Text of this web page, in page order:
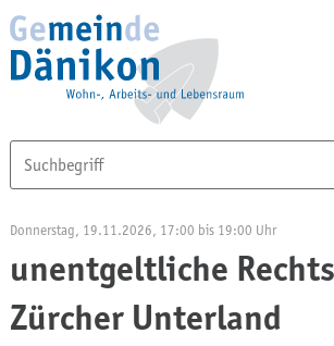
unentgeltliche
Zürcher Unterland
Donnerstag, 19.11.2026 , 17:00 bis 19:00 Uhr